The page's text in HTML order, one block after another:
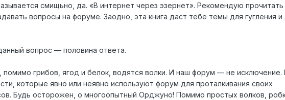
смищьно, да. «В интернет через эзернет». Рекомендую прочитать
вопросы на форуме. Заодно, эта книга даст тебе темы для гугления и
вопрос — половина ответа.
грибов, ягод и белок, водятся волки. И наш форум — не исключение.
которые явно или неявно используют форум для проталкивания своих
Будь осторожен, о многоопытный Орджуно! Помимо простых волков,